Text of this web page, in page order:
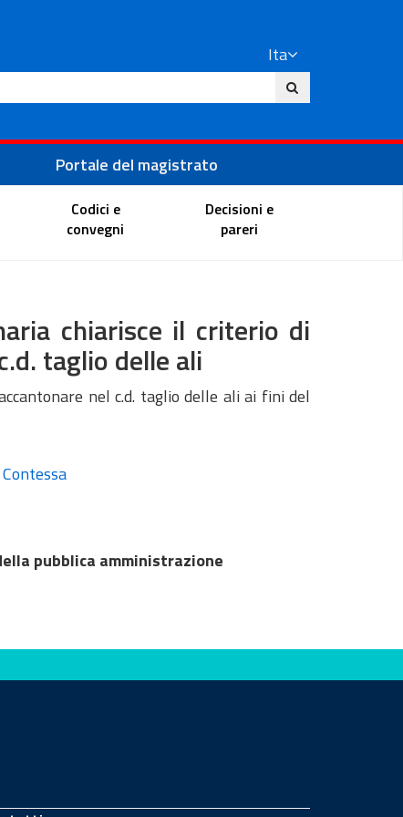
Ita
Portale del magistrato
Codici e
convegni
Decisioni e
pareri
chiarisce il criterio di
taglio delle ali
nel c.d. taglio delle ali ai fini del
pubblica amministrazione